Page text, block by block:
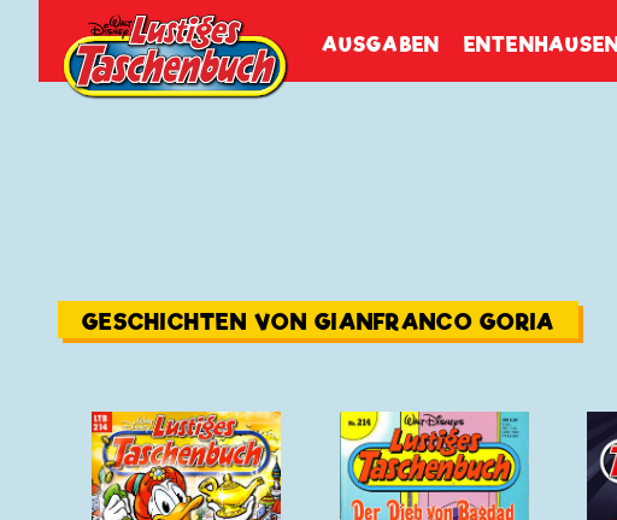
AUSGABEN ENTENHAUSEN
GESCHICHTEN VON GIANFRANCO GORIA